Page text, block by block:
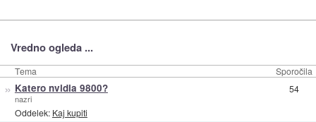
Vredno ogleda ...
Tema Sporočila
» Katero nvidia 9800?
nazri
Oddelek: Kaj kupiti
54